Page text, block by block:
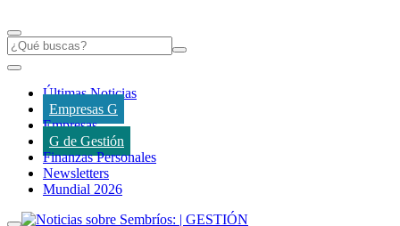
Últimas Noticias
Empresas G
Empresas
G de Gestión
Finanzas Personales
Newsletters
Mundial 2026